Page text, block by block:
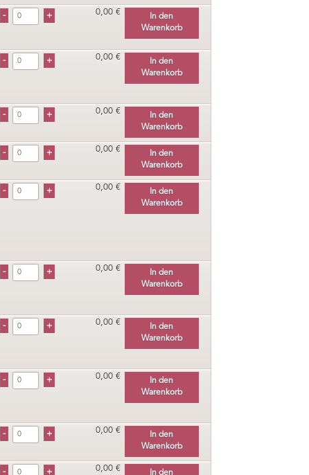
0,00 €
In den
Warenkorb
0,00 €
In den
Warenkorb
0,00 €
In den
Warenkorb
0,00 €
In den
Warenkorb
0,00 €
In den
Warenkorb
0,00 €
In den
Warenkorb
0,00 €
In den
Warenkorb
0,00 €
In den
Warenkorb
0,00 €
In den
Warenkorb
0,00 €
In den